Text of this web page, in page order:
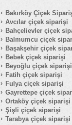
Bakırköy Çiçek
Avcılar çiçek siparişi
Bahçelievler çiçek
Balmumcu çiçek
Başakşehir çiçek
Bebek çiçek siparişi
Beyoğlu çiçek siparişi
Fatih çiçek siparişi
Fulya çiçek siparişi
Gayrettepe çiçek
Ortaköy çiçek siparişi
Şişli çiçek siparişi
Tarabya çiçek siparişi